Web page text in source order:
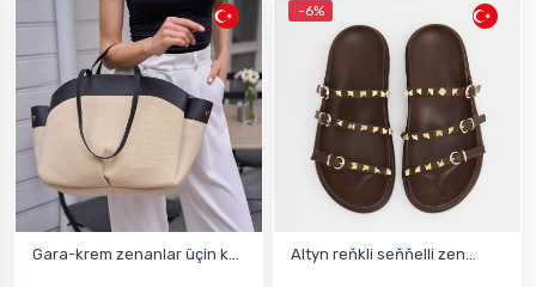
Gara-krem zenanlar üçin k...
-6%
Altyn reňkli seňňelli zen...